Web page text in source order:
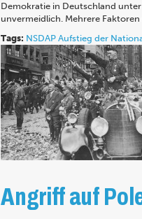
Demokratie in Deutschland
unvermeidlich. Mehrere
Tags: NSDAP Aufstieg der
Angriff auf